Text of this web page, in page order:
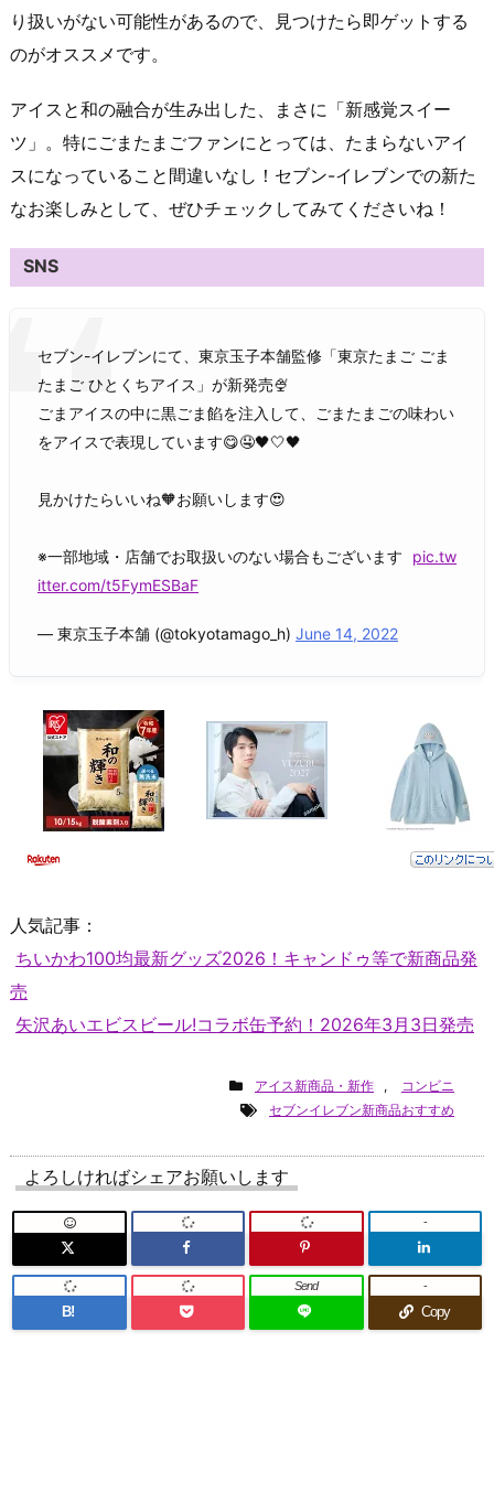
り扱いがない可能性があるので、見つけたら即ゲットする
のがオススメです。
アイスと和の融合が生み出した、まさに「新感覚スイー
ツ」。特にごまたまごファンにとっては、たまらないアイ
スになっていること間違いなし！セブン-イレブンでの新た
なお楽しみとして、ぜひチェックしてみてくださいね！
SNS
セブン-イレブンにて、東京玉子本舗監修「東京たまご ごま
たまご ひとくちアイス」が新発売🍨
ごまアイスの中に黒ごま餡を注入して、ごまたまごの味わい
をアイスで表現しています😋🤤🖤🤍🖤
見かけたらいいね🧡お願いします😍
※一部地域・店舗でお取扱いのない場合もございます
pic.tw
itter.com/t5FymESBaF
— 東京玉子本舗 (@tokyotamago_h) June 14, 2022
人気記事：
ちいかわ100均最新グッズ2026！キャンドゥ等で新商品発
売
矢沢あいエビスビール!コラボ缶予約！2026年3月3日発売
アイス新商品・新作 ,
コンビニ
セブンイレブン新商品おすすめ
よろしければシェアお願いします
-
B!
Send
Copy
-